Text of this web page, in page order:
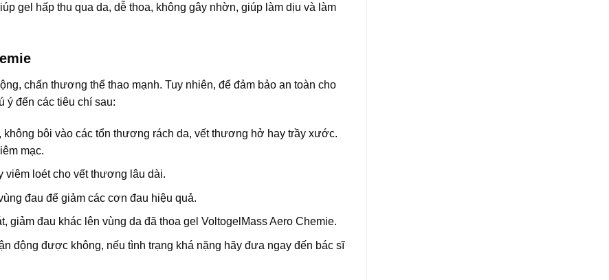
gel hấp thu qua da, dễ thoa, không gây nhờn, giúp làm dịu và làm
chấn thương thể thao mạnh. Tuy nhiên, để đảm bảo an toàn cho
ý đến các tiêu chí sau:
bôi vào các tổn thương rách da, vết thương hở hay trầy xước.
mạc.
viêm loét cho vết thương lâu dài.
đau để giảm các cơn đau hiệu quả.
giảm đau khác lên vùng da đã thoa gel VoltogelMass Aero Chemie.
động được không, nếu tình trạng khá nặng hãy đưa ngay đến bác sĩ